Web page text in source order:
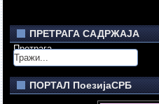
ПРЕТРАГА САДРЖАЈА
Претрага
ПОРТАЛ ПоезијаСРБ